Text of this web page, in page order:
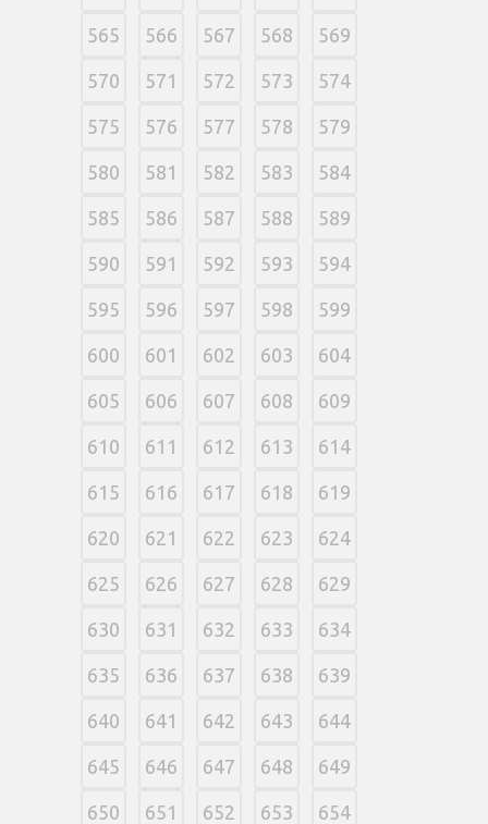
565 566 567 568 569
570 571 572 573 574
575 576 577 578 579
580 581 582 583 584
585 586 587 588 589
590 591 592 593 594
595 596 597 598 599
600 601 602 603 604
605 606 607 608 609
610 611 612 613 614
615 616 617 618 619
620 621 622 623 624
625 626 627 628 629
630 631 632 633 634
635 636 637 638 639
640 641 642 643 644
645 646 647 648 649
650 651 652 653 654